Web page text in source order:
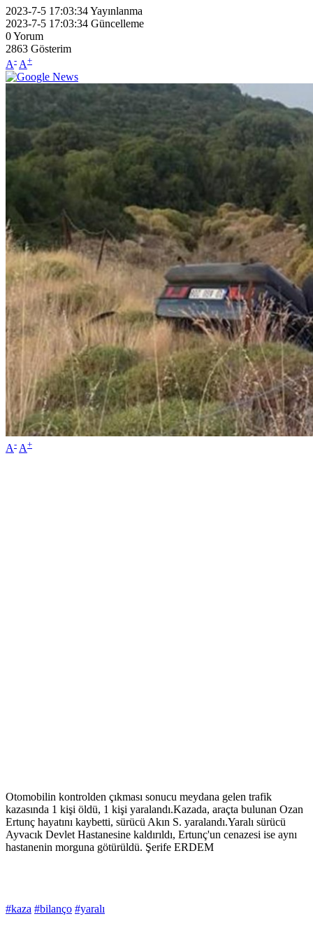
2023-7-5 17:03:34Yayınlanma
2023-7-5 17:03:34 Güncelleme
0Yorum
2863 Gösterim
A- A+
A- A+
Otomobilin kontrolden çıkması sonucu meydana gelen trafik
kazasında 1 kişi öldü, 1 kişi yaralandı.Kazada, araçta bulunan Ozan
Ertunç hayatını kaybetti, sürücü Akın S. yaralandı.Yaralı sürücü
Ayvacık Devlet Hastanesine kaldırıldı, Ertunç'un cenazesi ise aynı
hastanenin morguna götürüldü. Şerife ERDEM
#kaza #bilanço #yaralı